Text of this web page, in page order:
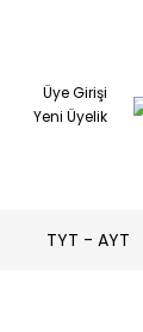
Üye Girişi
Yeni Üyelik
TYT - AYT